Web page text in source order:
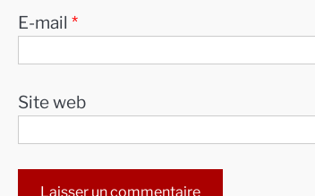
E-mail *
Site web